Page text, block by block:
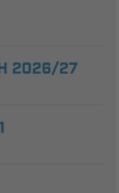
2026/27